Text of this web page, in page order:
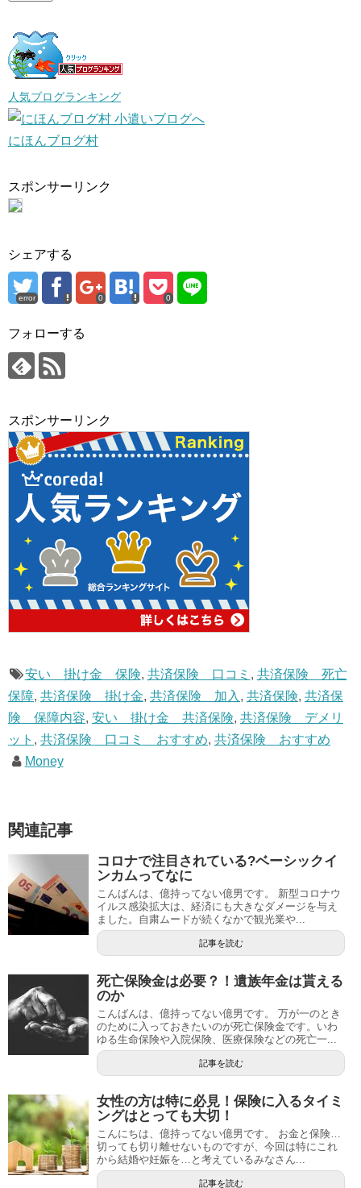
人気ブログランキング
にほんブログ村
スポンサーリンク
シェアする
error 0 0
フォローする
スポンサーリンク
安い 掛け金 保険, 共済保険 口コミ , 共済保険 死亡
保障, 共済保険 掛け金, 共済保険 加入 , 共済保険, 共済保
険 保障内容, 安い 掛け金 共済保険, 共済保険 デメリ
ット , 共済保険 口コミ おすすめ, 共済保険 おすすめ
Money
関連記事
コロナで注目されている?ベーシックイ
ンカムってなに
こんばんは、億持ってない億男です。 新型コロナウ
イルス感染拡大は、経済にも大きなダメージを与え
ました。自粛ムードが続くなかで観光業や...
記事を読む
死亡保険金は必要？！遺族年金は貰える
のか
こんばんは、億持ってない億男です。 万が一のとき
のために入っておきたいのが死亡保険金です。いわ
ゆる生命保険や入院保険、医療保険などの死亡一...
記事を読む
女性の方は特に必見！保険に入るタイミ
ングはとっても大切！
こんにちは、億持ってない億男です。 お金と保険…
切っても切り離せないものですが、今回は特にこれ
から結婚や妊娠を…と考えているみなさん...
記事を読む